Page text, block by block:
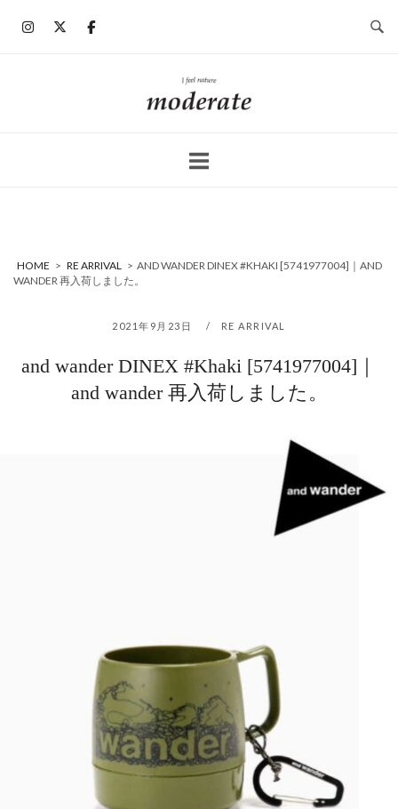
ホ
ー
HOME > RE ARRIVAL > AND WANDER DINEX #KHAKI [5741977004]｜AND
WANDER 再入荷しました。
2021年9月23日 RE ARRIVAL
and wander DINEX #Khaki [5741977004]｜
and wander 再入荷しました。